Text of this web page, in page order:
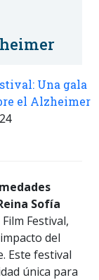
Sofía
Festival,
del
Este festival
única para